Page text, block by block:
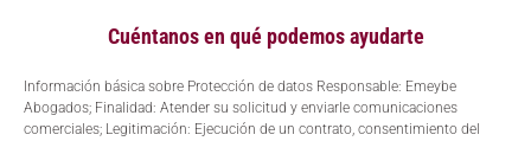
Cuéntanos en qué podemos ayudarte
Información básica sobre Protección de datos Responsable: Emeybe
Abogados; Finalidad: Atender su solicitud y enviarle comunicaciones
comerciales; Legitimación: Ejecución de un contrato, consentimiento del